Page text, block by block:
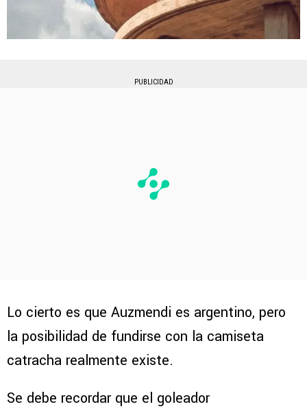
PUBLICIDAD
Lo cierto es que Auzmendi es argentino, pero
la posibilidad de fundirse con la camiseta
catracha realmente existe.
Se debe recordar que el goleador